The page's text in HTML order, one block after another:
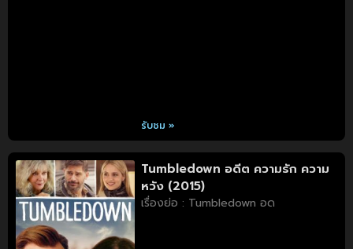
รับชม »
Tumbledown อดีต ความรัก ความ
หวัง (2015)
เรื่องย่อ : Tumbledown อด